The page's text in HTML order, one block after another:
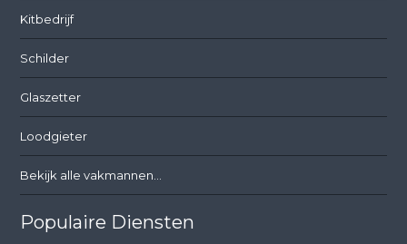
Kitbedrijf
Schilder
Glaszetter
Loodgieter
Bekijk alle vakmannen...
Populaire Diensten